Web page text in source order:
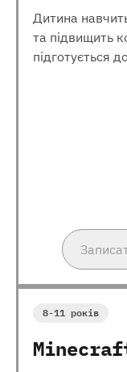
Дитина
та підвищить
підготується
8-11 років